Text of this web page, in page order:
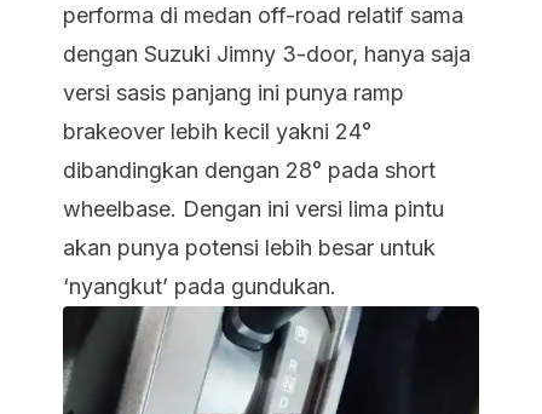
performa di medan off-road relatif sama
dengan Suzuki Jimny 3-door, hanya saja
versi sasis panjang ini punya ramp
brakeover lebih kecil yakni 24°
dibandingkan dengan 28° pada short
wheelbase. Dengan ini versi lima pintu
akan punya potensi lebih besar untuk
‘nyangkut’ pada gundukan.